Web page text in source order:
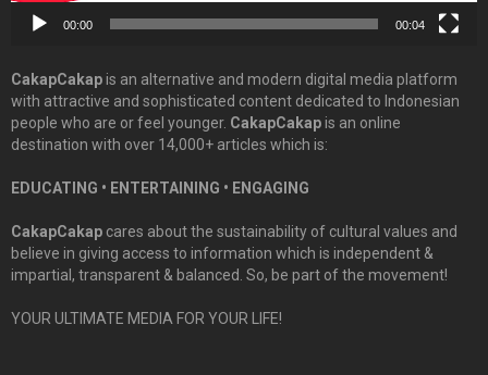
00:00 00:04
CakapCakapis an alternative and modern digital media platform
with attractive and sophisticated content dedicated to Indonesian
people who are or feel younger. CakapCakapis an online
destination with over 14,000+ articles which is:
EDUCATING • ENTERTAINING • ENGAGING
CakapCakap cares about the sustainability of cultural values and
believe in giving access to information which is independent &
impartial, transparent & balanced. So, be part of the movement!
YOUR ULTIMATE MEDIA FOR YOUR LIFE!